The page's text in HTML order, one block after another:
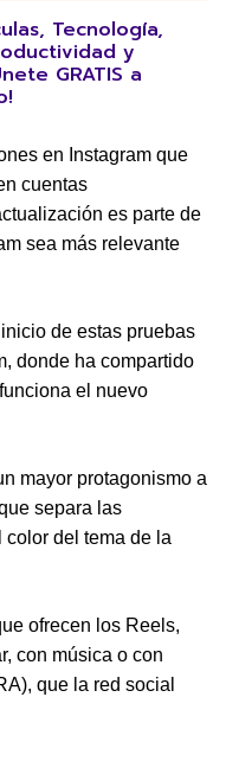
Tecnología,
y
GRATIS a
en Instagram que
cuentas
es parte de
sea más relevante
de estas pruebas
donde ha compartido
el nuevo
mayor protagonismo a
separa las
del tema de la
ofrecen los Reels,
con música o con
que la red social